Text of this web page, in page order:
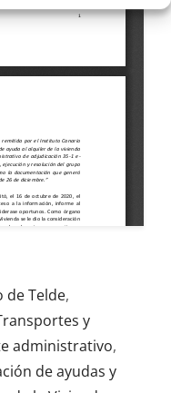
de Telde,
y
administrativo,
de ayudas y